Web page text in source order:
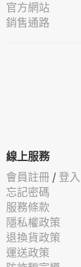
官方網站
銷售通路
線上服務
會員註冊 / 登入
忘記密碼
服務條款
隱私權政策
退換貨政策
運送政策